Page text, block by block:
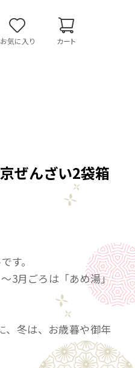
お気に入り カート
ぜんざい2袋箱
す。
3月ごろは「あめ湯」
、冬は、お歳暮や御年